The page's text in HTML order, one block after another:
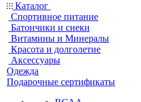
Каталог
Спортивное питание
Батончики и снеки
Витамины и Минералы
Красота и долголетие
Аксессуары
Одежда
Подарочные сертификаты